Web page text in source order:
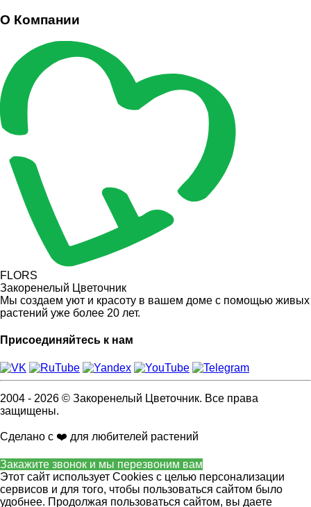
О Компании
FLORS
Закоренелый Цветочник
Мы создаем уют и красоту в вашем доме с помощью живых
растений уже более 20 лет.
Присоединяйтесь к нам
2004 - 2026 © Закоренелый Цветочник. Все права
защищены.
Сделано с ❤️ для любителей растений
Закажите звонок и мы перезвоним вам
Этот сайт использует Cookies с целью персонализации
сервисов и для того, чтобы пользоваться сайтом было
удобнее. Продолжая пользоваться сайтом, вы даете